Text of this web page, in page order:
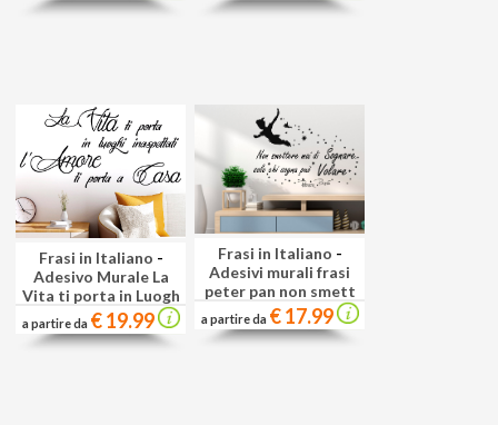
Frasi in Italiano -
Adesivo Murale La
Vita ti porta in Luogh
a partire da € 19.99
Frasi in Italiano -
Adesivi murali frasi
peter pan non smett
a partire da € 17.99